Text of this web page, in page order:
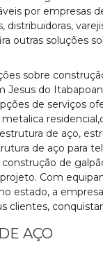
por empresas
distribuidoras,
outras soluções
sobre
Jesus do
de serviços
de aço,
de aço para
de
Com
estado, a
clientes,
AÇO